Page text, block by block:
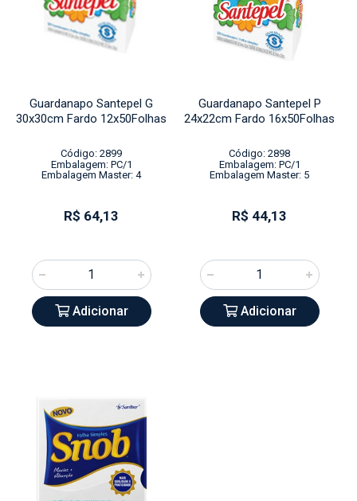
Guardanapo Santepel G
30x30cm Fardo 12x50Folhas
Código: 2899
Embalagem: PC/1
Embalagem Master: 4
R$ 64,13
Adicionar
Guardanapo Santepel P
24x22cm Fardo 16x50Folhas
Código: 2898
Embalagem: PC/1
Embalagem Master: 5
R$ 44,13
Adicionar